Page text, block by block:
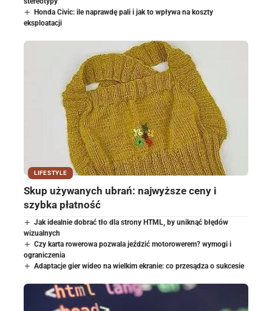
Honda Civic: ile naprawdę pali i jak to wpływa na koszty
eksploatacji
LIFESTYLE
Skup używanych ubrań: najwyższe ceny i
szybka płatność
Jak idealnie dobrać tło dla strony HTML, by uniknąć błędów
wizualnych
Czy karta rowerowa pozwala jeździć motorowerem? wymogi i
ograniczenia
Adaptacje gier wideo na wielkim ekranie: co przesądza o sukcesie